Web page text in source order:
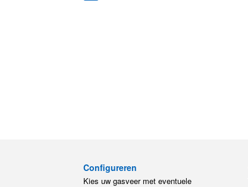
Configureren
Kies uw gasveer met eventuele